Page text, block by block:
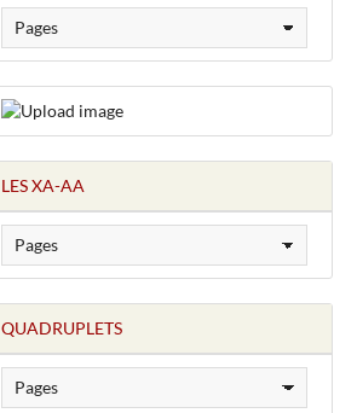
LES XA-AA
QUADRUPLETS